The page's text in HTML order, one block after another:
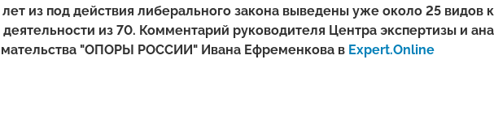
из под действия либерального закона выведены уже около 25 видов
из 70. Комментарий руководителя Центра экспертизы и
"ОПОРЫ РОССИИ" Ивана Ефременкова в Expert.Online